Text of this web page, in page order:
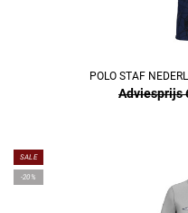
POLO STAF
Adviesprijs
SALE
-20%